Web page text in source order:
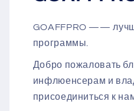
GOAFFPRO ——
программы.
Добро пожаловать
инфлюенсерам и
присоединиться к